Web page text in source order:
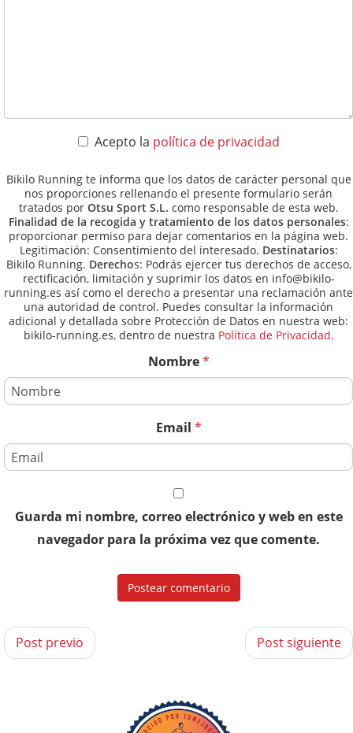
Acepto la política de privacidad
Bikilo Running te informa que los datos de carácter personal que
nos proporciones rellenando el presente formulario serán
tratados por Otsu Sport S.L. como responsable de esta web.
Finalidad de la recogida y tratamiento de los datos personales:
proporcionar permiso para dejar comentarios en la página web.
Legitimación: Consentimiento del interesado. Destinatarios:
Bikilo Running. Derechos: Podrás ejercer tus derechos de acceso,
rectificación, limitación y suprimir los datos en info@bikilo-
running.es así como el derecho a presentar una reclamación ante
una autoridad de control. Puedes consultar la información
adicional y detallada sobre Protección de Datos en nuestra web:
bikilo-running.es, dentro de nuestra Política de Privacidad.
Nombre*
Email *
Guarda mi nombre, correo electrónico y web en este
navegador para la próxima vez que comente.
Post previo Post siguiente